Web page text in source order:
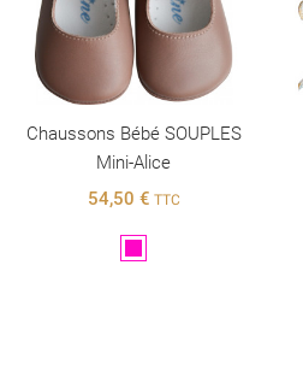
Chaussons Bébé SOUPLES
Mini-Alice
54,50 € TTC